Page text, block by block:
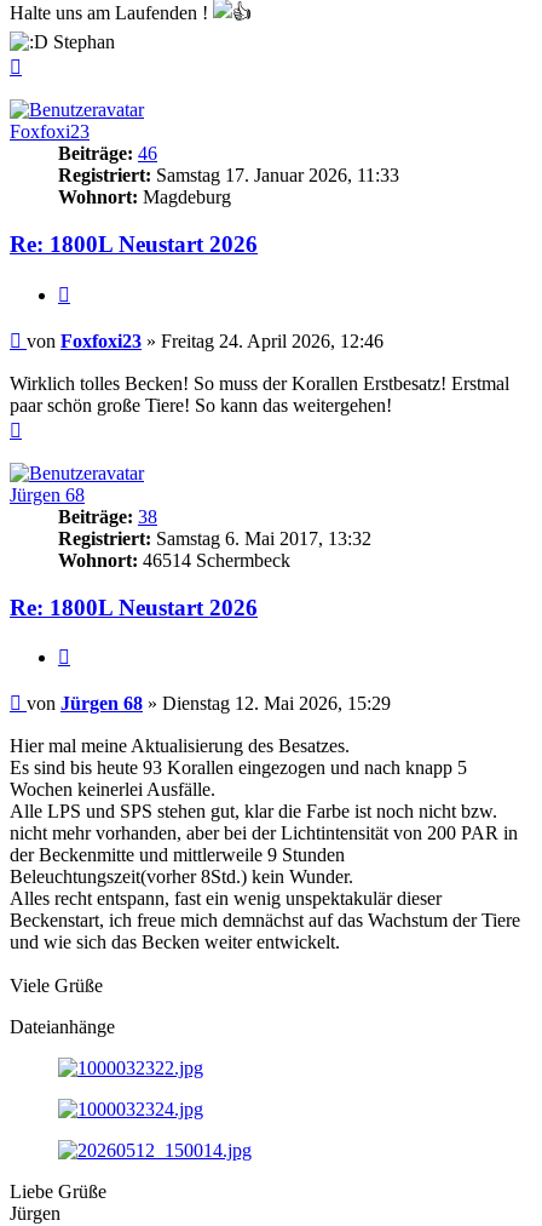
Halte uns am Laufenden !
Stephan
Foxfoxi23
Beiträge: 46
Registriert: Samstag 17. Januar 2026, 11:33
Wohnort: Magdeburg
Re: 1800L Neustart 2026
Beitrag
von Foxfoxi23 » Freitag 24. April 2026, 12:46
Wirklich tolles Becken! So muss der Korallen Erstbesatz! Erstmal
paar schön große Tiere! So kann das weitergehen!
Jürgen 68
Beiträge: 38
Registriert: Samstag 6. Mai 2017, 13:32
Wohnort: 46514 Schermbeck
Re: 1800L Neustart 2026
Beitrag
von Jürgen 68 » Dienstag 12. Mai 2026, 15:29
Hier mal meine Aktualisierung des Besatzes.
Es sind bis heute 93 Korallen eingezogen und nach knapp 5
Wochen keinerlei Ausfälle.
Alle LPS und SPS stehen gut, klar die Farbe ist noch nicht bzw.
nicht mehr vorhanden, aber bei der Lichtintensität von 200 PAR in
der Beckenmitte und mittlerweile 9 Stunden
Beleuchtungszeit(vorher 8Std.) kein Wunder.
Alles recht entspann, fast ein wenig unspektakulär dieser
Beckenstart, ich freue mich demnächst auf das Wachstum der Tiere
und wie sich das Becken weiter entwickelt.
Viele Grüße
Dateianhänge
Liebe Grüße
Jürgen